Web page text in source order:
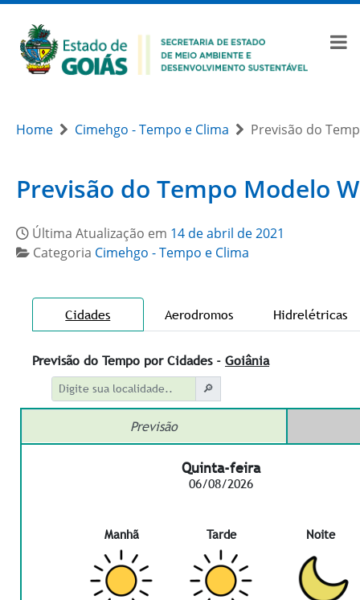
Home Cimehgo - Tempo e Clima Previsão do
Previsão do Tempo Modelo
Última Atualização em 14 de abril de 2021
Categoria Cimehgo - Tempo e Clima